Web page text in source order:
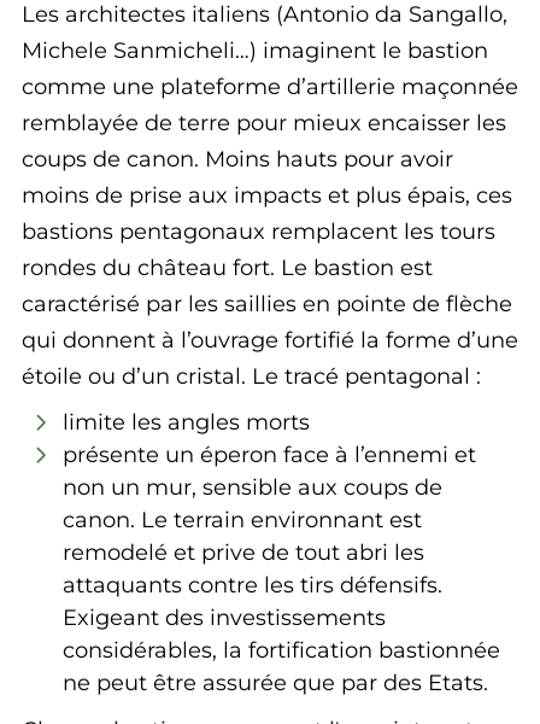
Les architectes italiens (Antonio da Sangallo,
Michele Sanmicheli…) imaginent le bastion
comme une plateforme d’artillerie maçonnée
remblayée de terre pour mieux encaisser les
coups de canon. Moins hauts pour avoir
moins de prise aux impacts et plus épais, ces
bastions pentagonaux remplacent les tours
rondes du château fort. Le bastion est
caractérisé par les saillies en pointe de flèche
qui donnent à l’ouvrage fortifié la forme d’une
étoile ou d’un cristal. Le tracé pentagonal :
limite les angles morts
présente un éperon face à l’ennemi et
non un mur, sensible aux coups de
canon. Le terrain environnant est
remodelé et prive de tout abri les
attaquants contre les tirs défensifs.
Exigeant des investissements
considérables, la fortification bastionnée
ne peut être assurée que par des Etats.